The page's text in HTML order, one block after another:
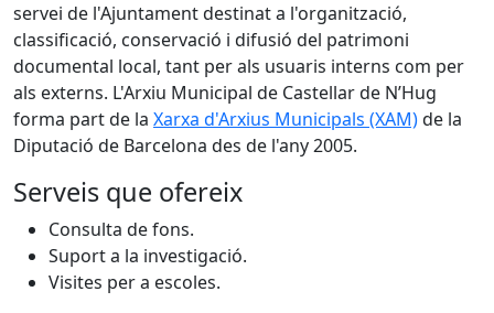
servei de l'Ajuntament destinat a l'organització,
classificació, conservació i difusió del patrimoni
documental local, tant per als usuaris interns com per
als externs. L'Arxiu Municipal de Castellar de N’Hug
forma part de la Xarxa d'Arxius Municipals (XAM)de la
Diputació de Barcelona des de l'any 2005.
Serveis que ofereix
Consulta de fons.
Suport a la investigació.
Visites per a escoles.